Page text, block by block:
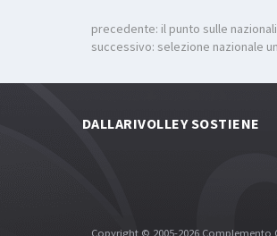
precedente: il punto sulle
successivo: selezione nazionale
DALLARIVOLLEY SOSTIENE
Copyright © 2005-2026 Complemento